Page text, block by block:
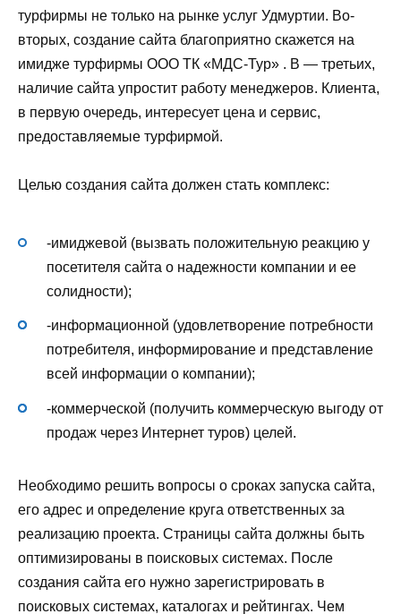
турфирмы не только на рынке услуг Удмуртии. Во-
вторых, создание сайта благоприятно скажется на
имидже турфирмы ООО ТК «МДС-Тур» . В — третьих,
наличие сайта упростит работу менеджеров. Клиента,
в первую очередь, интересует цена и сервис,
предоставляемые турфирмой.
Целью создания сайта должен стать комплекс:
-имиджевой (вызвать положительную реакцию у
посетителя сайта о надежности компании и ее
солидности);
-информационной (удовлетворение потребности
потребителя, информирование и представление
всей информации о компании);
-коммерческой (получить коммерческую выгоду от
продаж через Интернет туров) целей.
Необходимо решить вопросы о сроках запуска сайта,
его адрес и определение круга ответственных за
реализацию проекта. Страницы сайта должны быть
оптимизированы в поисковых системах. После
создания сайта его нужно зарегистрировать в
поисковых системах, каталогах и рейтингах. Чем